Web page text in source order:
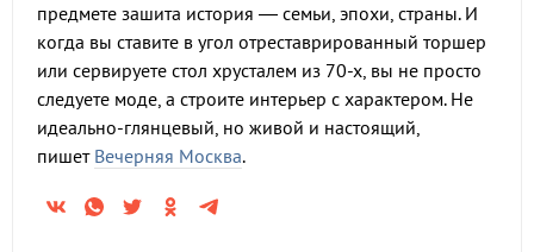
предмете зашита история — семьи, эпохи, страны. И
когда вы ставите в угол отреставрированный торшер
или сервируете стол хрусталем из 70-х, вы не просто
следуете моде, а строите интерьер с характером. Не
идеально-глянцевый, но живой и настоящий,
пишет Вечерняя Москва.